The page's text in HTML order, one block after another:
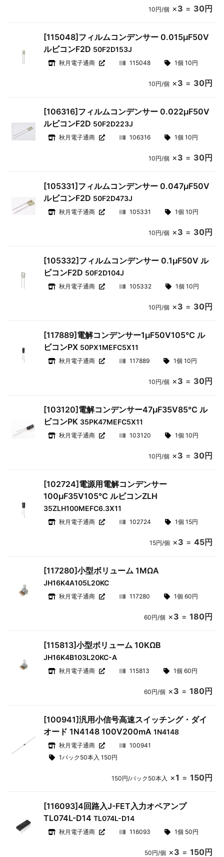
10円/個 ×3 = 30円
[115048]フィルムコンデンサー 0.015μF50V
ルビコンF2D 50F2D153J
秋月電子通商 115048 1個 10円
10円/個 ×3 = 30円
[106316]フィルムコンデンサー 0.022μF50V
ルビコンF2D 50F2D223J
秋月電子通商 106316 1個 10円
10円/個 ×3 = 30円
[105331]フィルムコンデンサー 0.047μF50V
ルビコンF2D 50F2D473J
秋月電子通商 105331 1個 10円
10円/個 ×3 = 30円
[105332]フィルムコンデンサー 0.1μF50V ル
ビコンF2D 50F2D104J
秋月電子通商 105332 1個 10円
10円/個 ×3 = 30円
[117889]電解コンデンサー1μF50V105℃ ル
ビコンPX 50PX1MEFC5X11
秋月電子通商 117889 1個 10円
10円/個 ×3 = 30円
[103120]電解コンデンサー47μF35V85℃ ル
ビコンPK 35PK47MEFC5X11
秋月電子通商 103120 1個 10円
10円/個 ×3 = 30円
[102724]電源用電解コンデンサー
100μF35V105℃ ルビコンZLH
35ZLH100MEFC6.3X11
秋月電子通商 102724 1個 15円
15円/個 ×3 = 45円
[117280]小型ボリューム 1MΩA
JH16K4A105L20KC
秋月電子通商 117280 1個 60円
60円/個 ×3 = 180円
[115813]小型ボリューム 10KΩB
JH16K4B103L20KC-A
秋月電子通商 115813 1個 60円
60円/個 ×3 = 180円
[100941]汎用小信号高速スイッチング・ダイ
オード 1N4148 100V200mA1N4148
秋月電子通商
100941
1パック50本入 150円
150円/パック50本入 ×1 = 150円
[116093]4回路入J-FET入力オペアンプ
TL074L-D14TL074L-D14
秋月電子通商 116093 1個 50円
50円/個 ×3 = 150円